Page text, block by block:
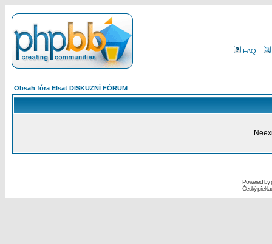
FAQ
Obsah fóra Elsat DISKUZNÍ FÓRUM
Powered by
Český